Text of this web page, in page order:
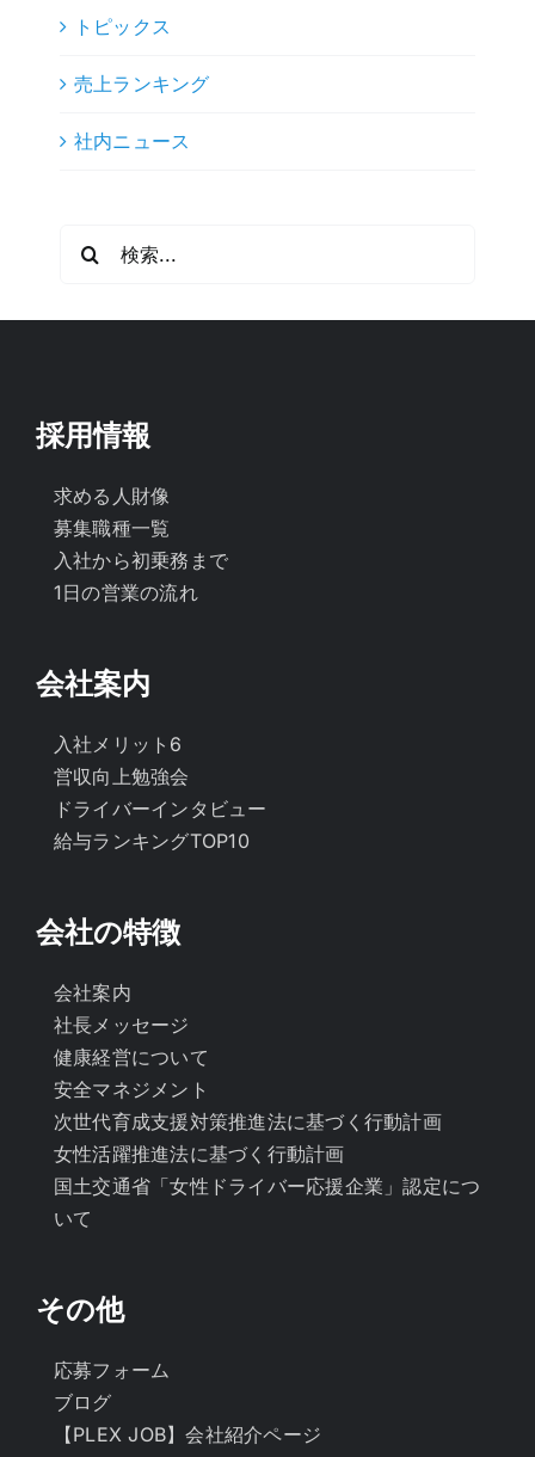
トピックス
売上ランキング
社内ニュース
採用情報
求める人財像
募集職種一覧
入社から初乗務まで
1日の営業の流れ
会社案内
入社メリット6
営収向上勉強会
ドライバーインタビュー
給与ランキングTOP10
会社の特徴
会社案内
社長メッセージ
健康経営について
安全マネジメント
次世代育成支援対策推進法に基づく行動計画
女性活躍推進法に基づく行動計画
国土交通省「女性ドライバー応援企業」認定につ
いて
その他
応募フォーム
ブログ
【PLEX JOB】会社紹介ページ